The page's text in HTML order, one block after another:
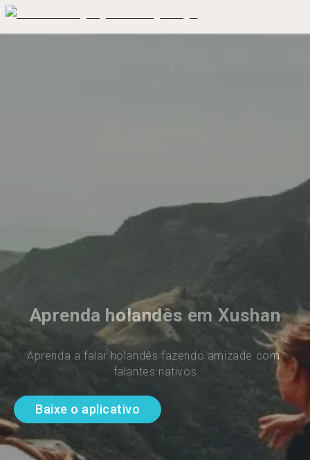
Aprenda holandês em Xushan
Aprenda a falar holandês fazendo amizade com
falantes nativos
Baixe o aplicativo